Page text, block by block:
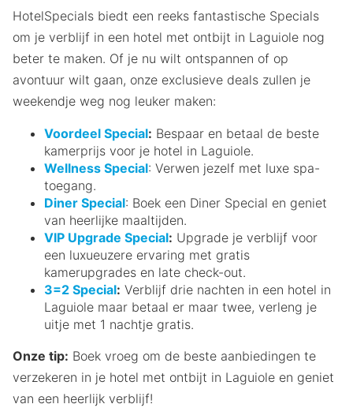
HotelSpecials biedt een reeks fantastische Specials
om je verblijf in een hotel met ontbijt in Laguiole nog
beter te maken. Of je nu wilt ontspannen of op
avontuur wilt gaan, onze exclusieve deals zullen je
weekendje weg nog leuker maken:
Voordeel Special: Bespaar en betaal de beste
kamerprijs voor je hotel in Laguiole.
Wellness Special: Verwen jezelf met luxe spa-
toegang.
Diner Special: Boek een Diner Special en geniet
van heerlijke maaltijden.
VIP Upgrade Special: Upgrade je verblijf voor
een luxueuzere ervaring met gratis
kamerupgrades en late check-out.
3=2 Special: Verblijf drie nachten in een hotel in
Laguiole maar betaal er maar twee, verleng je
uitje met 1 nachtje gratis.
Onze tip: Boek vroeg om de beste aanbiedingen te
verzekeren in je hotel met ontbijt in Laguiole en geniet
van een heerlijk verblijf!